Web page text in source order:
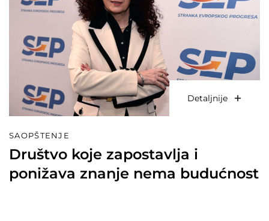
Detaljnije
SAOPŠTENJE
Društvo koje zapostavlja i
ponižava znanje nema budućnost